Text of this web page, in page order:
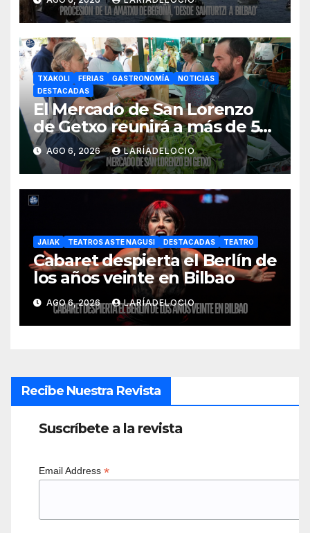
embarcaciones
TXAKOLI FERIAS GASTRONOMÍA
NOTICIAS
DESTACADAS
El Mercado de San Lorenzo
de Getxo reunirá a más de 50
productores del País Vasco
AGO 6, 2026 LARÍADELOCIO
JAIAK TEATROS ASTE NAGUSI DESTACADAS TEATRO
Cabaret despierta el Berlín de
los años veinte en Bilbao
AGO 6, 2026 LARÍADELOCIO
Recibe Nuestra Revista
Suscríbete a la revista
Email Address *